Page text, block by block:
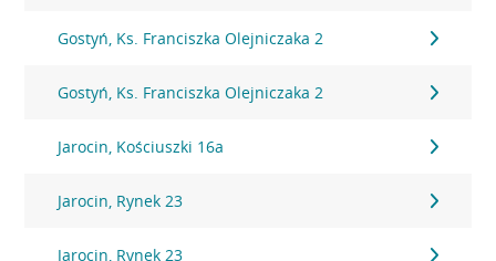
Gostyń, Ks. Franciszka Olejniczaka 2
Gostyń, Ks. Franciszka Olejniczaka 2
Jarocin, Kościuszki 16a
Jarocin, Rynek 23
Jarocin, Rynek 23